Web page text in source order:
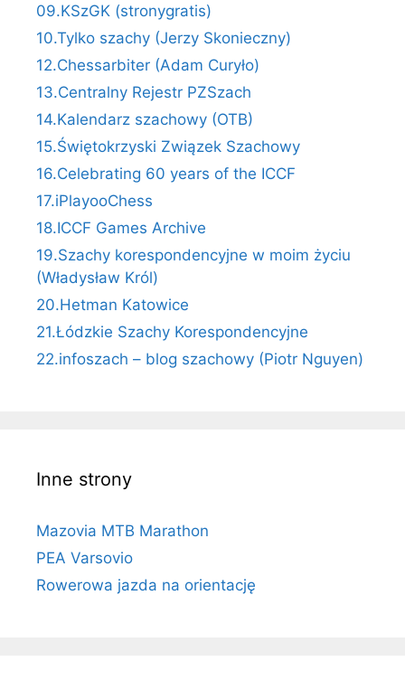
09.KSzGK (stronygratis)
10.Tylko szachy (Jerzy Skonieczny)
12.Chessarbiter (Adam Curyło)
13.Centralny Rejestr PZSzach
14.Kalendarz szachowy (OTB)
15.Świętokrzyski Związek Szachowy
16.Celebrating 60 years of the ICCF
17.iPlayooChess
18.ICCF Games Archive
19.Szachy korespondencyjne w moim życiu
(Władysław Król)
20.Hetman Katowice
21.Łódzkie Szachy Korespondencyjne
22.infoszach – blog szachowy (Piotr Nguyen)
Inne strony
Mazovia MTB Marathon
PEA Varsovio
Rowerowa jazda na orientację